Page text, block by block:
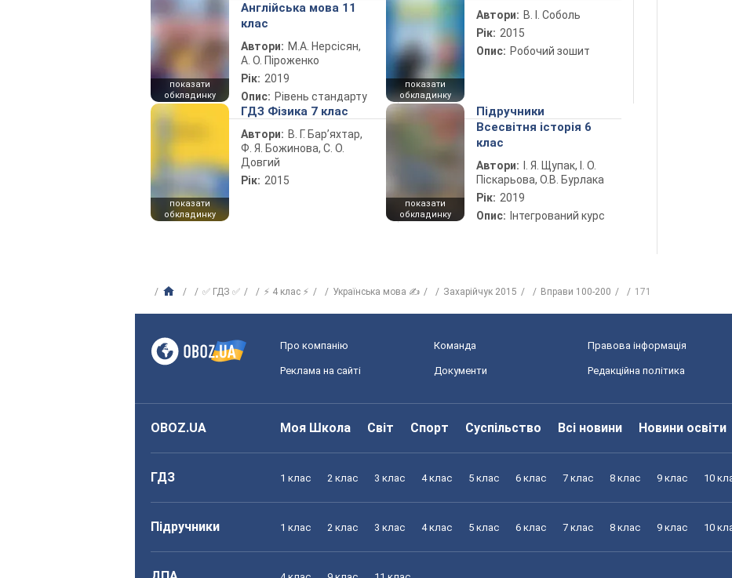
показати
обкладинку
Англійська мова 11
клас
Автори: М.А. Нерсісян,
А. О. Піроженко
Рік: 2019
Опис: Рівень стандарту
показати
обкладинку
Автори: В. І. Соболь
Рік: 2015
Опис: Робочий зошит
показати
обкладинку
ГДЗ Фізика 7 клас
Автори: В. Г. Бар’яхтар,
Ф. Я. Божинова, С. О.
Довгий
Рік: 2015
показати
обкладинку
Підручники
Всесвітня історія 6
клас
Автори:
І. Я. Щупак, І. О.
Піскарьова, О.В. Бурлака
Рік: 2019
Опис: Інтегрований курс
✅ ГДЗ ✅ ⚡ 4 клас ⚡ Українська мова ✍ Захарійчук 2015 Вправи 100-200 171
Про компанію Команда Правова інформація
Реклама на сайті Документи Редакційна політика
OBOZ.UA Моя Школа Світ Спорт Суспільство Всі новини Новини освіти
ГДЗ 1 клас 2 клас 3 клас 4 клас 5 клас 6 клас 7 клас 8 клас 9 клас 10
Підручники 1 клас 2 клас 3 клас 4 клас 5 клас 6 клас 7 клас 8 клас 9 клас 10